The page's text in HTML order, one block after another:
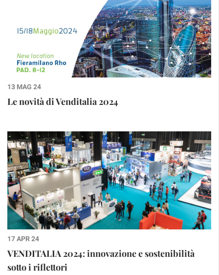
13 MAG 24
Le novità di Venditalia 2024
17 APR 24
VENDITALIA 2024: innovazione e sostenibilità
sotto i riflettori